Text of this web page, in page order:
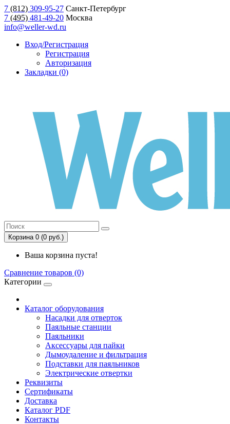
7 (812) 309-95-27 Санкт-Петербург
7 (495) 481-49-20 Москва
info@weller-wd.ru
Вход/Регистрация
Регистрация
Авторизация
Закладки (0)
Корзина 0 (0 руб.)
Ваша корзина пуста!
Сравнение товаров (0)
Категории
Каталог оборудования
Насадки для отверток
Паяльные станции
Паяльники
Аксессуары для пайки
Дымоудаление и фильтрация
Подставки для паяльников
Электрические отвертки
Реквизиты
Сертификаты
Доставка
Каталог PDF
Контакты